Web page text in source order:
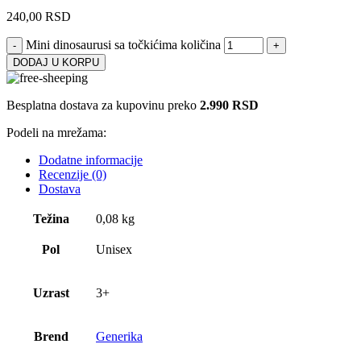
240,00 RSD
Mini dinosaurusi sa točkićima količina
DODAJ U KORPU
Besplatna dostava za kupovinu preko 2.990 RSD
Podeli na mrežama:
Dodatne informacije
Recenzije (0)
Dostava
Težina 0,08 kg
Pol Unisex
Uzrast 3+
Brend Generika